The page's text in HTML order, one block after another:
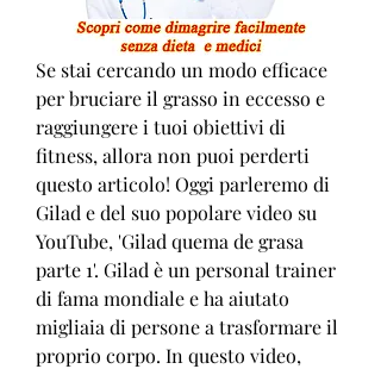
Se stai cercando un modo efficace
per bruciare il grasso in eccesso e
raggiungere i tuoi obiettivi di
fitness, allora non puoi perderti
questo articolo! Oggi parleremo di
Gilad e del suo popolare video su
YouTube, 'Gilad quema de grasa
parte 1'. Gilad è un personal trainer
di fama mondiale e ha aiutato
migliaia di persone a trasformare il
proprio corpo. In questo video,